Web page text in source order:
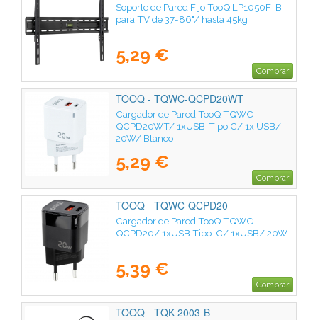
Soporte de Pared Fijo TooQ LP1050F-B
para TV de 37-86"/ hasta 45kg
5,29 €
Comprar
TOOQ - TQWC-QCPD20WT
Cargador de Pared TooQ TQWC-
QCPD20WT/ 1xUSB-Tipo C/ 1x USB/
20W/ Blanco
5,29 €
Comprar
TOOQ - TQWC-QCPD20
Cargador de Pared TooQ TQWC-
QCPD20/ 1xUSB Tipo-C/ 1xUSB/ 20W
5,39 €
Comprar
TOOQ - TQK-2003-B